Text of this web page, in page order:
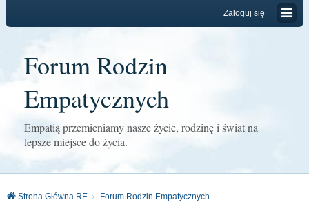
Zaloguj się
Forum Rodzin
Empatycznych
Empatią przemieniamy nasze życie, rodzinę i świat na
lepsze miejsce do życia.
Strona Główna RE Forum Rodzin Empatycznych